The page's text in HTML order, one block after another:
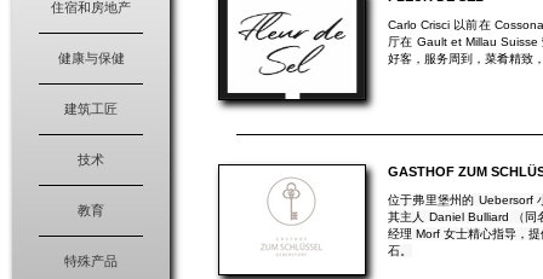
住宿和房地产
健康与保健
建筑工匠
技术
教育
特殊产品
Carlo Crisci 以前在
厅在 Gault et Millau Suisse
好客，服务周到，菜肴精致
GASTHOF ZUM
位于弗里堡州的 Uebersorf
其主人 Daniel Bulliard （同
经理 Morf 女士精心指导，
石。